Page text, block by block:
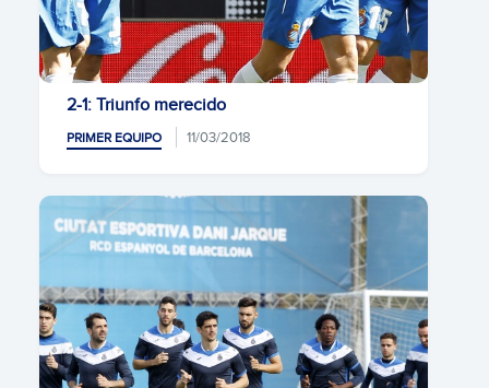
2-1: Triunfo merecido
PRIMER EQUIPO 11/03/2018